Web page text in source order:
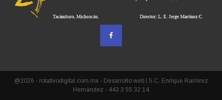
@2026 - rotativodigital.com.mx - Desarrollo web I.S.C. Enrique Ramírez
Hernández - 443 3 55 32 14